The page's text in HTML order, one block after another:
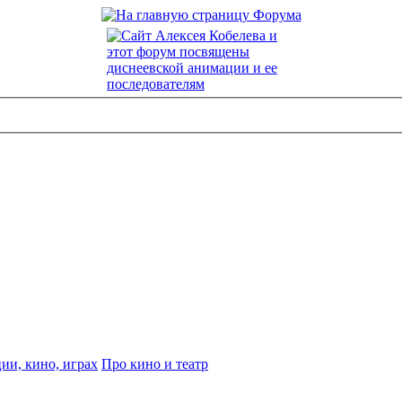
кино, играх Про кино и театр